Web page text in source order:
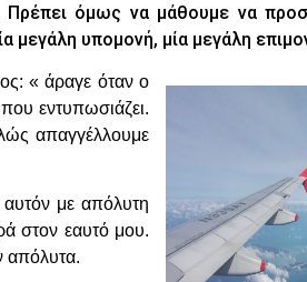
όμως να μάθουμε να
μεγάλη υπομονή, μία μεγάλη
« άραγε όταν ο
εντυπωσιάζει.
απαγγέλλουμε
αυτόν με απόλυτη
στον εαυτό μου.
απόλυτα.